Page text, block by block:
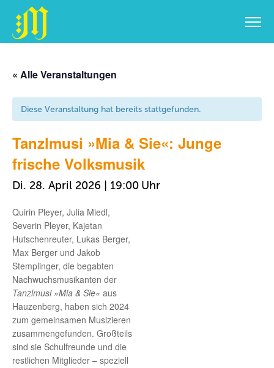
springen
« Alle Veranstaltungen
Diese Veranstaltung hat bereits stattgefunden.
Tanzlmusi »Mia & Sie«: Junge
frische Volksmusik
Di. 28. April 2026 | 19:00
Quirin Pleyer, Julia Miedl,
Severin Pleyer, Kajetan
Hutschenreuter, Lukas Berger,
Max Berger und Jakob
Stemplinger, die begabten
Nachwuchsmusikanten der
Tanzlmusi »Mia & Sie« aus
Hauzenberg, haben sich 2024
zum gemeinsamen Musizieren
zusammengefunden. Großteils
sind sie Schulfreunde und die
restlichen Mitglieder – speziell